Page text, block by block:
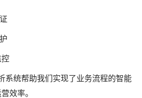
控
系统帮助我们实现了业务流程的智能
效率。